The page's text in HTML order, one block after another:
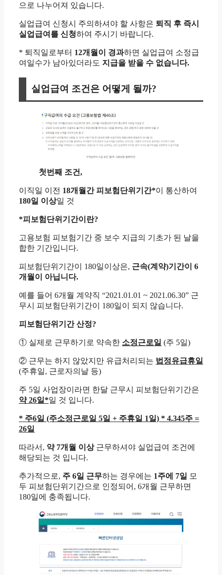
으로 나누어져 있습니다.
실업급여 신청시 주의하셔야 할 사항은 퇴직 후 즉시
실업급여를 신청하여 주시기 바랍니다.
* 퇴직일로부터 12개월이 경과하면 실업급여 소정급
여일수가 남아있더라도 지급을 받을 수 없습니다.
실업급여 조건은 어떻게 될까?
첫번째 조건,
이직일 이전 18개월간 피보험단위기간*이 통산하여
180일 이상일 것
*피보험단위기간이란?
고용보험 피보험기간 중 보수 지급의 기초가 된 날을
합한 기간입니다.
피보험단위기간이 180일이상은, 근속(계약)기간이 6
개월이 아닙니다.
예를 들어 6개월 계약직 “2021.01.01 ~ 2021.06.30” 근
무시 피보험단위기간이 180일이 되지 않습니다.
피보험단위기간 산정?
① 실제로 근무하기로 약속한 소정근로일 (주 5일)
② 근무는 하지 않았지만 유급처리되는 법정유급휴일
(주휴일, 근로자의날 등)
주 5일 사업장이라면 한달 근무시 피보험단위기간은
약 26일*일 것 입니다.
* 주6일 (주소정근로일 5일 + 주휴일 1일) * 4.345주 =
26일
따라서, 약 7개월 이상근무하셔야 실업급여 조건에
해당되는 것 입니다.
추가적으로, 주 6일 근무하는 경우에는 1주에 7일 모
두 피보험단위기간으로 인정되어, 6개월 근무하면
180일에 충족됩니다.